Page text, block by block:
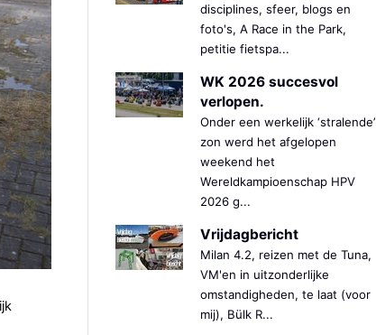
disciplines, sfeer, blogs en
foto's, A Race in the Park,
petitie fietspa...
WK 2026 succesvol
verlopen.
Onder een werkelijk ‘stralende’
zon werd het afgelopen
weekend het
Wereldkampioenschap HPV
2026 g...
Vrijdagbericht
Milan 4.2, reizen met de Tuna,
VM'en in uitzonderlijke
omstandigheden, te laat (voor
mij), Bülk R...